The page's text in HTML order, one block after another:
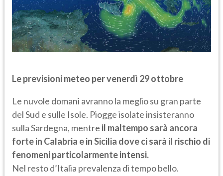
Le previsioni meteo per venerdì 29 ottobre
Le nuvole domani avranno la meglio su gran parte
del Sud e sulle Isole. Piogge isolate insisteranno
sulla Sardegna, mentre il maltempo sarà ancora
forte in Calabria e in Sicilia dove ci sarà il rischio di
fenomeni particolarmente intensi.
Nel resto d’Italia prevalenza di tempo bello.